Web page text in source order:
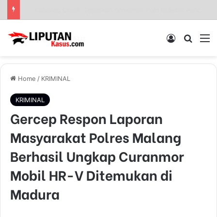
Log In
Home / KRIMINAL
KRIMINAL
Gercep Respon Laporan
Masyarakat Polres Malang
Berhasil Ungkap Curanmor
Mobil HR-V Ditemukan di
Madura